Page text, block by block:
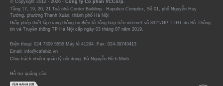
© Copyright 2012 - 2026 - Công ty Cổ phần VCCorp.
Tầng 17, 19, 20, 21 Toà nhà Center Building - Hapulico Complex, Số 01, phố Nguyễn Huy
Tưởng, phường Thanh Xuân, thành phố Hà Nội
Giấy phép thiết lập trang thông tin điện tử tổng hợp trên internet số 3321/GP-TTĐT do Sở Thông
tin và Truyền thông TP Hà Nội cấp ngày 03 tháng 07 năm 2019.
Điện thoại: 024 7309 5555 Máy lẻ 41294. Fax: 024-39743413
Email: info@cafebiz.vn
Chịu trách nhiệm quản lý nội dung: Bà Nguyễn Bích Minh
Hỗ trợ quảng cáo: